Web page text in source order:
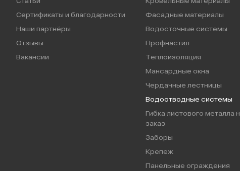
Сертификаты и благодарности
Наши партнёры
Отзывы
Вакансии
Фасадные материалы
Водосточные системы
Профнастил
Теплоизоляция
Мансардные окна
Чердачные лестницы
Водоотводные системы
Гибка листового металла
заказ
Заборы
Крепеж
Панельные ограждения